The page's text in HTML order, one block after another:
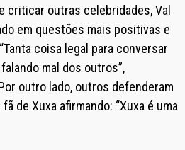
criticar outras celebridades, Val
em questões mais positivas e
coisa legal para conversar
mal dos outros”,
outro lado, outros defenderam
de Xuxa afirmando: “Xuxa é uma